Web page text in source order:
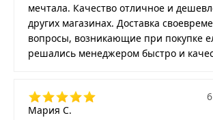
мечтала. Качество отличное и
других магазинах. Доставка
вопросы, возникающие при покупке
решались менеджером быстро и
Мария С.